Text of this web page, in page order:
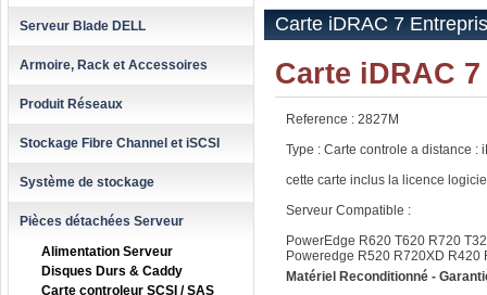
Serveur Blade DELL
Armoire, Rack et Accessoires
Produit Réseaux
Stockage Fibre Channel et iSCSI
Système de stockage
Pièces détachées Serveur
Alimentation Serveur
Disques Durs & Caddy
Carte controleur SCSI / SAS
Carte iDRAC 7
Carte iDRAC
Reference : 2827M
Type : Carte controle a distance :
cette carte inclus la licence
Serveur Compatible :
PowerEdge R620 T620 R720
Poweredge R520 R720XD R420
Matériel Reconditionné -